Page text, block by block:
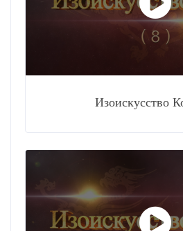
Изоискусство